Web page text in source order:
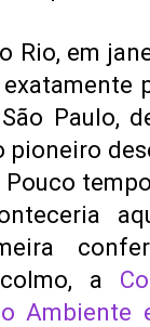
Rio, em
Paulo,
pioneiro
a
Ambiente